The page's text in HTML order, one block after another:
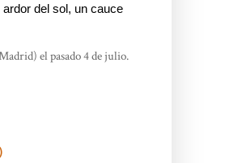
del sol, un cauce
el pasado 4 de julio.